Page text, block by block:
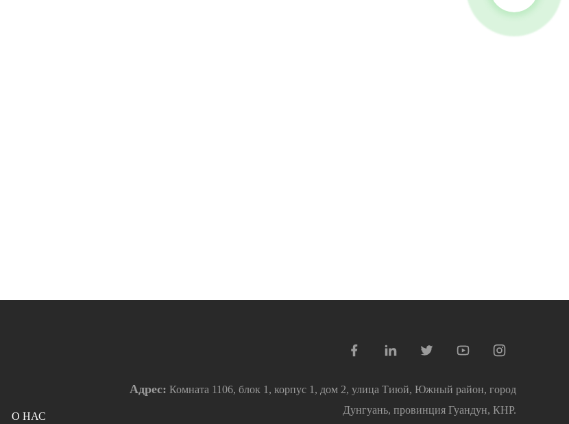
О НАС
Адрес: Комната 1106, блок 1, корпус 1, дом 2, улица Тиюй, Южный район, город
Дунгуань, провинция Гуандун, КНР.